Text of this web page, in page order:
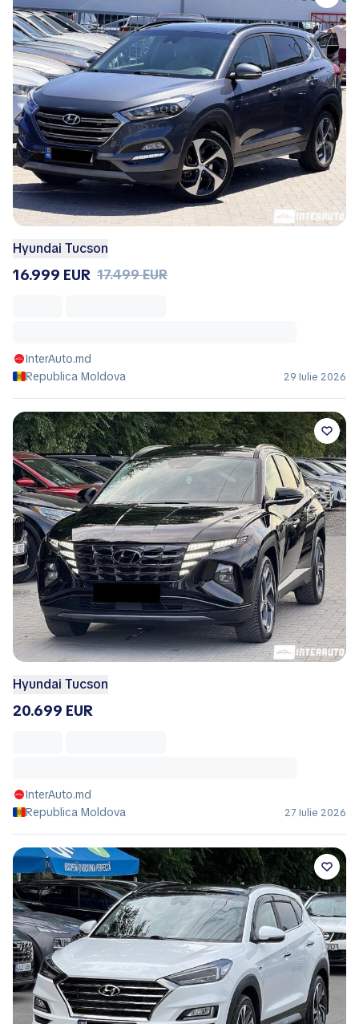
Hyundai Tucson
16.999 EUR 17.499 EUR
InterAuto.md
Republica Moldova
29 Iulie 2026
Hyundai Tucson
20.699 EUR
InterAuto.md
Republica Moldova
27 Iulie 2026